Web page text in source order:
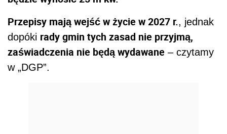
Przepisy mają wejść w życie w 2027 r., jednak
dopóki rady gmin tych zasad nie przyjmą,
zaświadczenia nie będą wydawane – czytamy
w „DGP”.